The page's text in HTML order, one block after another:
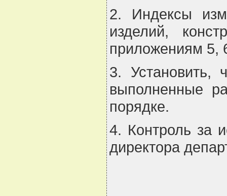
2. Индексы
изделий,
приложениям 5,
3. Установить,
выполненные
порядке.
4. Контроль за
директора